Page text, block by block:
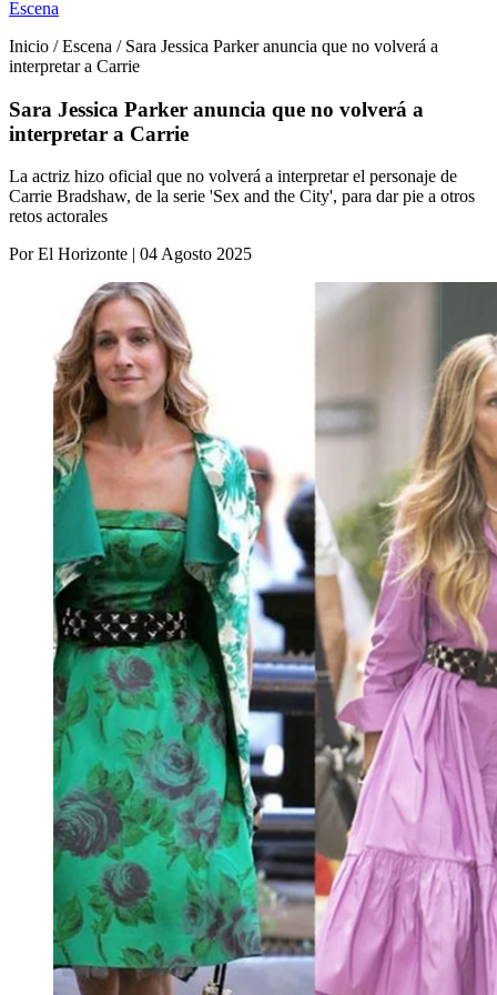
Escena
Inicio / Escena / Sara Jessica Parker anuncia que no volverá a
interpretar a Carrie
Sara Jessica Parker anuncia que no volverá a
interpretar a Carrie
La actriz hizo oficial que no volverá a interpretar el personaje de
Carrie Bradshaw, de la serie 'Sex and the City', para dar pie a otros
retos actorales
Por El Horizonte | 04 Agosto 2025